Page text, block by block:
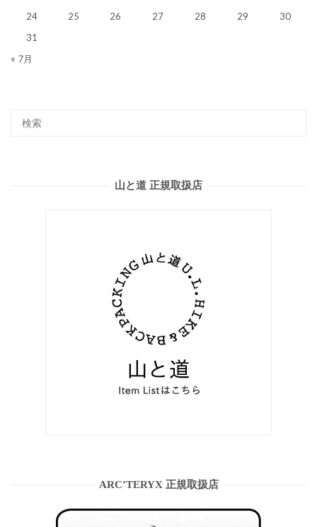
24
25 26 27 28 29
30
31
« 7月
山と道 正規取扱店
ARC’TERYX 正規取扱店